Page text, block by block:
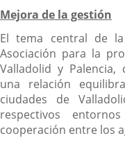
Mejora de la gestión
El tema central de
Asociación para la
Valladolid y
una relación
ciudades de
respectivos
cooperación entre los